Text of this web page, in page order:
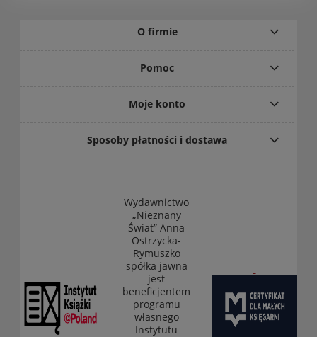
O firmie
Pomoc
Moje konto
Sposoby płatności i dostawa
Wydawnictwo
„Nieznany
Świat” Anna
Ostrzycka-
Rymuszko
spółka jawna
jest
beneficjentem
programu
własnego
Instytutu